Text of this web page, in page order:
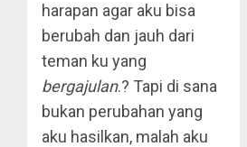
harapan agar aku bisa
berubah dan jauh dari
teman ku yang
bergajulan.? Tapi di sana
bukan perubahan yang
aku hasilkan, malah aku